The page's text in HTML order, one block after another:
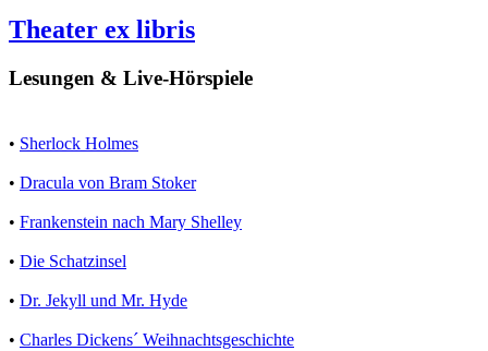
Theater ex libris
Lesungen & Live-Hörspiele
• Sherlock Holmes
• Dracula von Bram Stoker
• Frankenstein nach Mary Shelley
• Die Schatzinsel
• Dr. Jekyll und Mr. Hyde
• Charles Dickens´ Weihnachtsgeschichte